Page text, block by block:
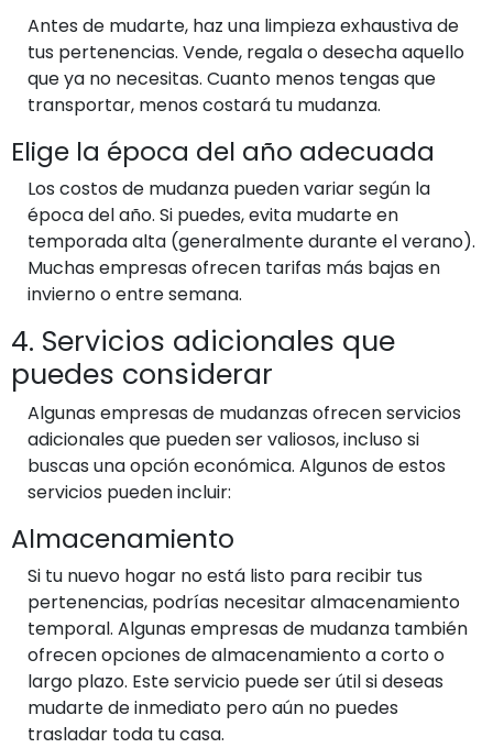
Antes de mudarte, haz una limpieza exhaustiva de
tus pertenencias. Vende, regala o desecha aquello
que ya no necesitas. Cuanto menos tengas que
transportar, menos costará tu mudanza.
Elige la época del año adecuada
Los costos de mudanza pueden variar según la
época del año. Si puedes, evita mudarte en
temporada alta (generalmente durante el verano).
Muchas empresas ofrecen tarifas más bajas en
invierno o entre semana.
4. Servicios adicionales que
puedes considerar
Algunas empresas de mudanzas ofrecen servicios
adicionales que pueden ser valiosos, incluso si
buscas una opción económica. Algunos de estos
servicios pueden incluir:
Almacenamiento
Si tu nuevo hogar no está listo para recibir tus
pertenencias, podrías necesitar almacenamiento
temporal. Algunas empresas de mudanza también
ofrecen opciones de almacenamiento a corto o
largo plazo. Este servicio puede ser útil si deseas
mudarte de inmediato pero aún no puedes
trasladar toda tu casa.